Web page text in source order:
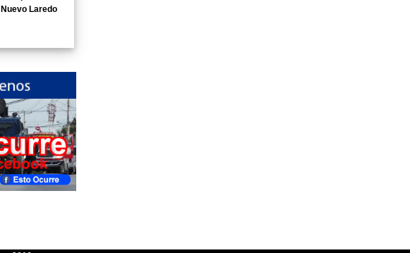
Nuevo Laredo